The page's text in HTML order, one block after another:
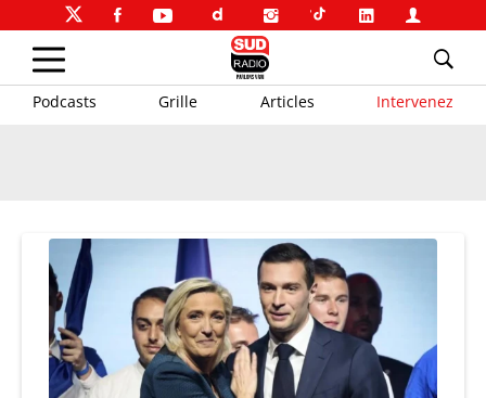
Podcasts Grille Articles Intervenez